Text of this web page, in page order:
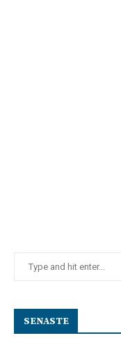
SENASTE